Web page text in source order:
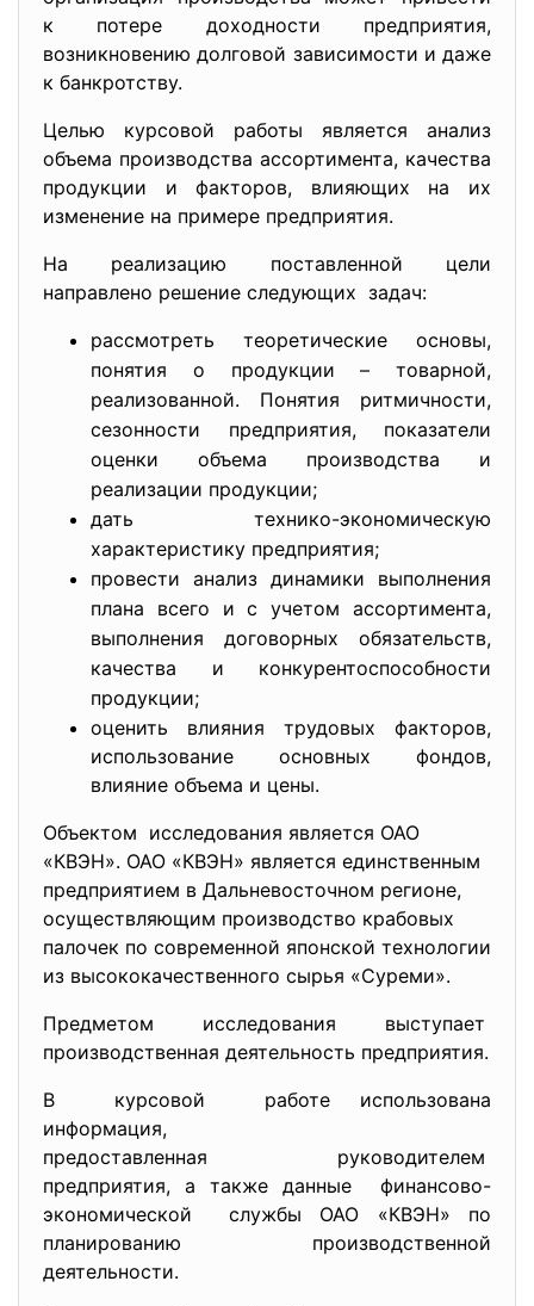
к потере доходности предприятия,
возникновению долговой зависимости и даже
к банкротству.
Целью курсовой работы является анализ
объема производства ассортимента, качества
продукции и факторов, влияющих на их
изменение на примере предприятия.
На реализацию поставленной цели
направлено решение следующих задач:
рассмотреть теоретические основы,
понятия о продукции – товарной,
реализованной. Понятия ритмичности,
сезонности предприятия, показатели
оценки объема производства и
реализации продукции;
дать технико-экономическую
характеристику предприятия;
провести анализ динамики выполнения
плана всего и с учетом ассортимента,
выполнения договорных обязательств,
качества и конкурентоспособности
продукции;
оценить влияния трудовых факторов,
использование основных фондов,
влияние объема и цены.
Объектом исследования является ОАО
«КВЭН». ОАО «КВЭН» является единственным
предприятием в Дальневосточном регионе,
осуществляющим производство крабовых
палочек по современной японской технологии
из высококачественного сырья «Суреми».
Предметом исследования выступает
производственная деятельность предприятия.
В курсовой работе использована
информация,
предоставленная руководителем
предприятия, а также данные финансово-
экономической службы ОАО «КВЭН» по
планированию производственной
деятельности.